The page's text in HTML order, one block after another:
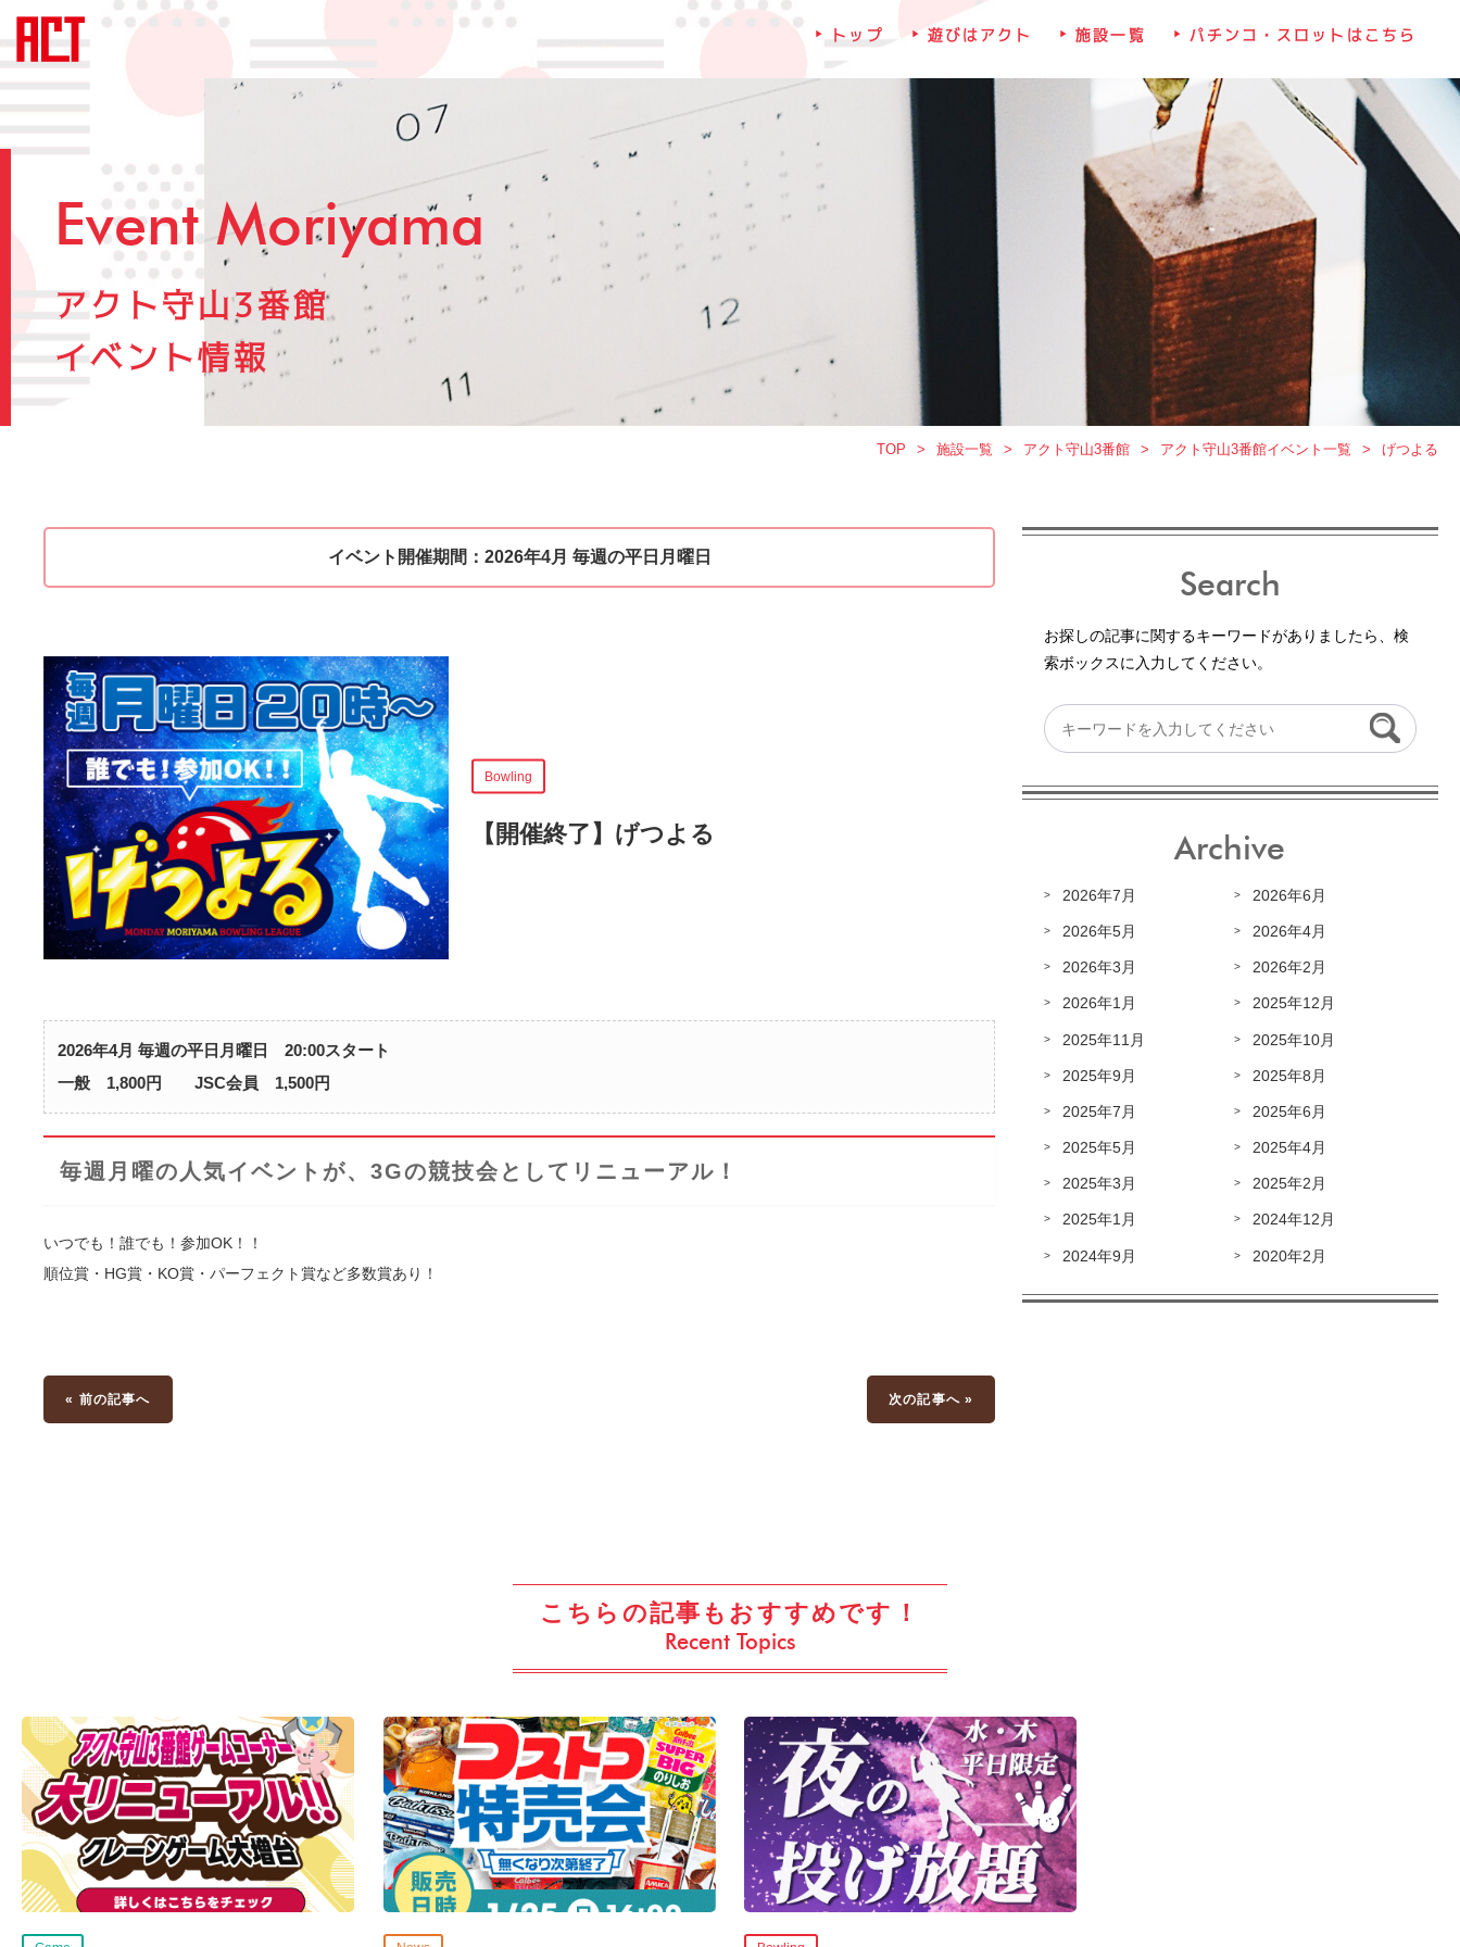
トップ 遊びはアクト 施設一覧 パチンコ・スロットはこちら
Event Moriyama
アクト守山3番館
イベント情報
TOP 施設一覧 アクト守山3番館 アクト守山3番館イベント一覧 げつよる
イベント開催期間： 2026年4月 毎週の平日月曜日
Bowling
【開催終了】 げつよる
2026年4月 毎週の平日月曜日 20:00スタート
一般 1,800円 JSC会員 1,500円
毎週月曜の人気イベントが、3Gの競技会としてリニューアル！
いつでも！誰でも！参加OK！！
順位賞・HG賞・KO賞・パーフェクト賞など多数賞あり！
« 前の記事へ 次の記事へ »
Search
お探しの記事に関するキーワードがありましたら、検
索ボックスに入力してください。
Archive
2026年7月 2026年6月
2026年5月 2026年4月
2026年3月 2026年2月
2026年1月 2025年12月
2025年11月 2025年10月
2025年9月 2025年8月
2025年7月 2025年6月
2025年5月 2025年4月
2025年3月 2025年2月
2025年1月 2024年12月
2024年9月 2020年2月
こちらの記事もおすすめです！
Recent Topics